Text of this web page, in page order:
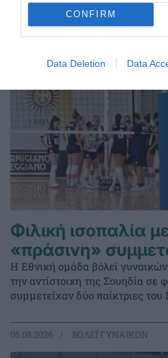
CONFIRM
Data Deletion Data
ΤΕΛΕΥΤΑΙΑ ΝΕΑ
Φιλική ισοπαλία
«πράσινη»
Η Εθνική ομάδα βόλεϊ
την αντίστοιχη της Σουηδία σε
συμμετείχαν δύο παίκτριες
05.08.2026 ΒΟΛΕΪ ΓΥΝΑΙΚΩΝ